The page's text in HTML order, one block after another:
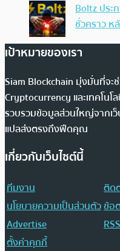
Boltz ประ
ชั่วคราว ห
เป้าหมายของเรา
Siam Blockchain มุ่งมั่นที่จะ
Cryptocurrency และเทคโนโ
รวบรวมข้อมูลส่วนใหญ่จากเว็
แปลส่งตรงถึงฟีดคุณ
เกี่ยวกับเว็บไซต์นี้
ทีมงาน
ติด
นโยบายความเป็นส่วนตัวข้อ
Advertise
RSS
ตั้งค่าคุกกี้